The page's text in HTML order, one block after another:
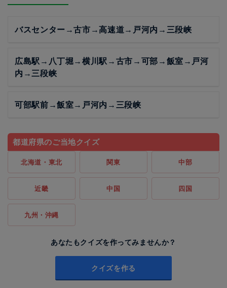
バスセンター→古市→高速道→戸河内→三段峡
広島駅→八丁堀→横川駅→古市→可部→飯室→戸河
内→三段峡
可部駅前→飯室→戸河内→三段峡
都道府県のご当地クイズ
北海道・東北 関東 中部
近畿 中国 四国
九州・沖縄
あなたもクイズを作ってみませんか？
クイズを作る